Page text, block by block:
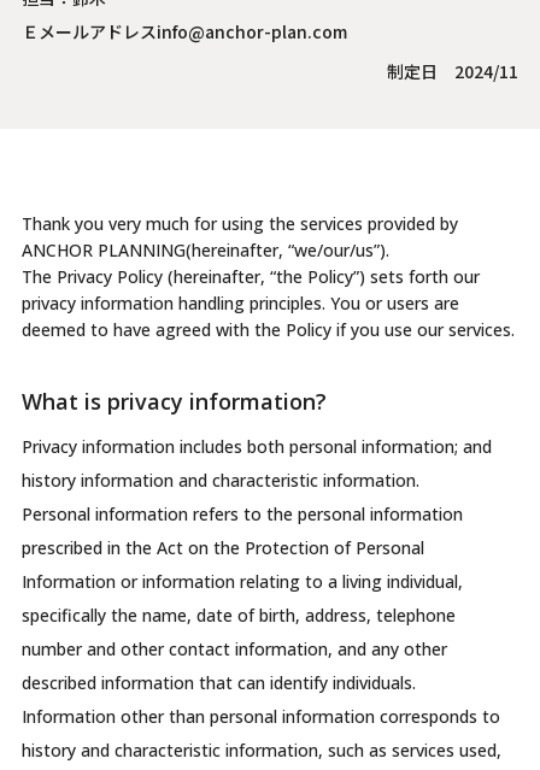
Ｅメールアドレスinfo@anchor-plan.com
制定日 2024/11
Thank you very much for using the services provided by
ANCHOR PLANNING(hereinafter, “we/our/us”).
The Privacy Policy (hereinafter, “the Policy”) sets forth our
privacy information handling principles. You or users are
deemed to have agreed with the Policy if you use our services.
What is privacy information?
Privacy information includes both personal information; and
history information and characteristic information.
Personal information refers to the personal information
prescribed in the Act on the Protection of Personal
Information or information relating to a living individual,
specifically the name, date of birth, address, telephone
number and other contact information, and any other
described information that can identify individuals.
Information other than personal information corresponds to
history and characteristic information, such as services used,